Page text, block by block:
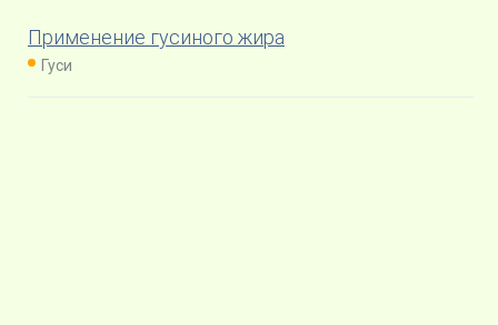
Применение гусиного жира
Гуси